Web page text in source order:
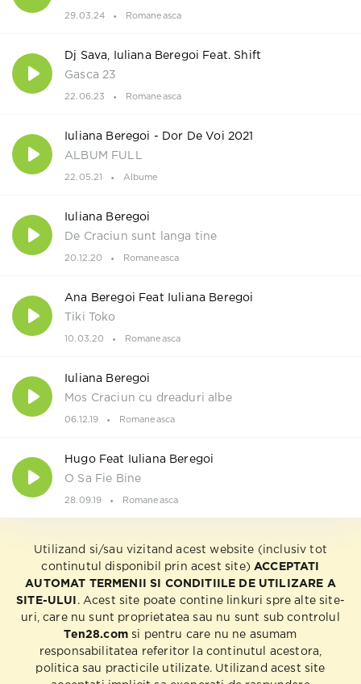
29.03.24 Romaneasca
Dj Sava, Iuliana Beregoi Feat. Shift
Gasca 23
22.06.23 Romaneasca
Iuliana Beregoi - Dor De Voi 2021
ALBUM FULL
22.05.21 Albume
Iuliana Beregoi
De Craciun sunt langa tine
20.12.20 Romaneasca
Ana Beregoi Feat Iuliana Beregoi
Tiki Toko
10.03.20 Romaneasca
Iuliana Beregoi
Mos Craciun cu dreaduri albe
06.12.19 Romaneasca
Hugo Feat Iuliana Beregoi
O Sa Fie Bine
28.09.19 Romaneasca
Utilizand si/sau vizitand acest website (inclusiv tot
continutul disponibil prin acest site) ACCEPTATI
AUTOMAT TERMENII SI CONDITIILE DE UTILIZARE A
SITE-ULUI
. Acest site poate contine linkuri spre alte site-
uri, care nu sunt proprietatea sau nu sunt sub controlul
Ten28.comsi pentru care nu ne asumam
responsabilitatea referitor la continutul acestora,
politica sau practicile utilizate. Utilizand acest site